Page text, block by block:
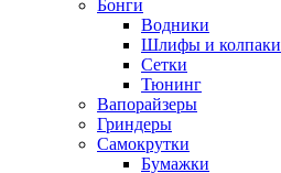
Бонги
Водники
Шлифы и колпаки
Сетки
Тюнинг
Вапорайзеры
Гриндеры
Самокрутки
Бумажки